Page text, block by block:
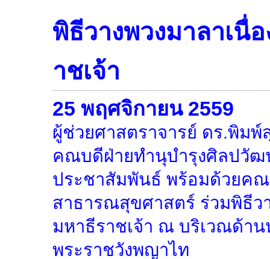
พิธีวางพวงมาลาเนื่
าชเจ้า
25 พฤศจิกายน 2559
ผู้ช่วยศาสตราจารย์ ดร.พิม
คณบดีฝ่ายทำนุบำรุงศิลปวัฒ
ประชาสัมพันธ์ พร้อมด้วยค
สาธารณสุขศาสตร์ ร่วมพิธีว
มหาธีราชเจ้า ณ บริเวณด้า
พระราชวังพญาไท